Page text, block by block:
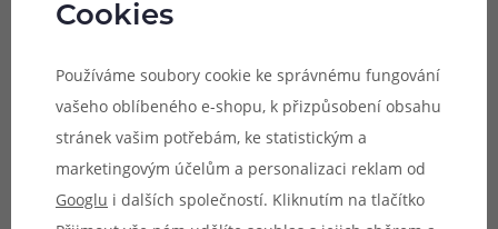
Automatické spínání potahu
Pro ovládání e-cigarety LUXE Q nebudete potřebovat
žádné tlačítko. Jednoduše naplníte cartridge e-liquidem,
pár minut vyčkáte a můžete začít potahovat. Potah bude
zahájen zcela automaticky, zařízení disponuje
inteligentním čipem s funkcí automatického spínání,
které se aktivuje potažením z náustku.
Cookies
Používáme soubory cookie ke správnému fungování
vašeho oblíbeného e-shopu, k přizpůsobení obsahu
stránek vašim potřebám, ke statistickým a
marketingovým účelům a personalizaci reklam od
Googlu i dalších společností. Kliknutím na tlačítko